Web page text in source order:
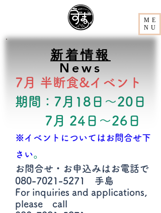
ME
NU
7月 半断食&イベント
期間 ： 7月18日～20日
7月 24日～26日
​※イベントについてはお問合せ下
さい。
お問合せ・お申込みはお電話で
080-7021-5271
手島
For inquiries and applications,
please call
新着情報
News​​